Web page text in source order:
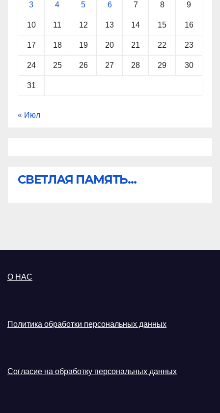
3 4 5 6 7 8 9
10 11 12 13 14 15 16
17 18 19 20 21 22 23
24 25 26 27 28 29 30
31
« Июл
СВЕТЛАЯ ПАМЯТЬ...
О НАС
Политика обработки персональных данных
Согласие на обработку персональных данных